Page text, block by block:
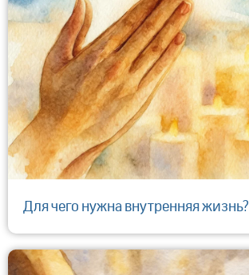
Для чего нужна внутренняя жизнь?